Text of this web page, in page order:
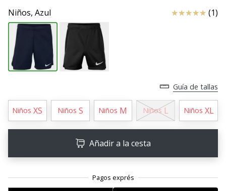
25. 11. 2024
•
2 min. de lectura
¡Conviértete
Weplayhandball!
¿Te
consideras
¡Te
en
Niños, Azul Reseña (1)
Guía de tallas
Niños XS Niños S Niños M Niños L Niños XL
Añadir a la cesta